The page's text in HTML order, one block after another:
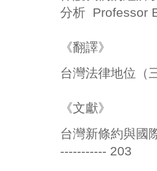
分析 Professor
《翻譯》
台灣法律地位（
《文獻》
台灣新條約與國
----------- 203